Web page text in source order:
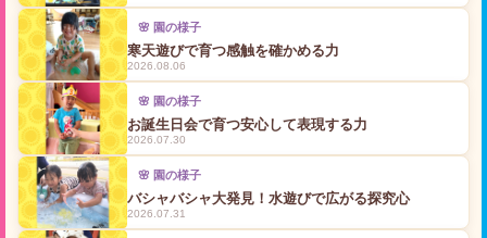
🌸 園の様子
寒天遊びで育つ感触を確かめる力
2026.08.06
🌸 園の様子
お誕生日会で育つ安心して表現する力
2026.07.30
🌸 園の様子
バシャバシャ大発見！水遊びで広がる探究心
2026.07.31